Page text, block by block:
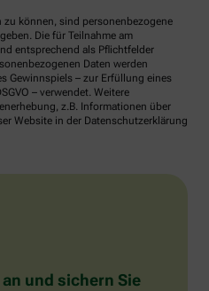
zu können, sind personenbezogene
Die für Teilnahme am
entsprechend als Pflichtfelder
Daten werden
Gewinnspiels – zur Erfüllung eines
– verwendet. Weitere
z.B. Informationen über
Website in der Datenschutzerklärung
und sichern Sie